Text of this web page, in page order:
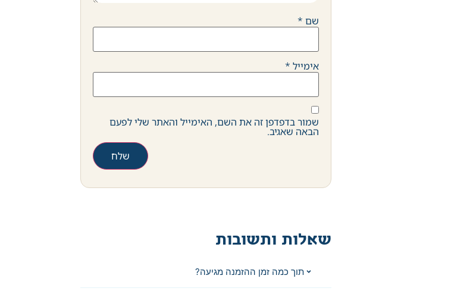
שם *
אימייל *
שמור בדפדפן זה את השם, האימייל והאתר שלי לפעם
הבאה שאגיב.
שאלות ותשובות
תוך כמה זמן ההזמנה מגיעה?